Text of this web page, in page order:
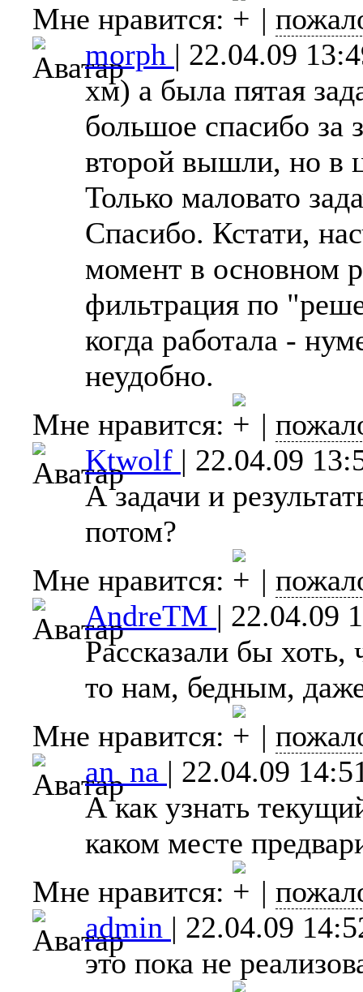
Мне нравится:
|
morph | 22.04.09
хм) а была пятая
большое спасибо за
второй вышли, но в
Только маловато
Спасибо. Кстати,
момент в основном
фильтрация по
когда работала -
неудобно.
Мне нравится:
|
Ktwolf | 22.04.09
А задачи и
потом?
Мне нравится:
|
AndreTM | 22.04.09
Рассказали бы хоть,
то нам, бедным,
Мне нравится:
|
an_na | 22.04.09
А как узнать
каком месте
Мне нравится:
|
admin | 22.04.09
это пока не